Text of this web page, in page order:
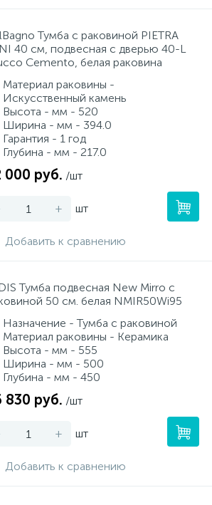
Тумба с раковиной PIETRA
40 см, подвесная с дверью 40-L
Cemento, белая раковина
Материал раковины -
Искусственный камень
Высота - мм - 520
Ширина - мм - 394.0
Гарантия - 1 год
Глубина - мм - 217.0
000 руб. /шт
+ шт
Добавить к сравнению
Тумба подвесная New Mirro с
50 см. белая NMIR50Wi95
Назначение - Тумба с раковиной
Материал раковины - Керамика
Высота - мм - 555
Ширина - мм - 500
Глубина - мм - 450
830 руб. /шт
+ шт
Добавить к сравнению